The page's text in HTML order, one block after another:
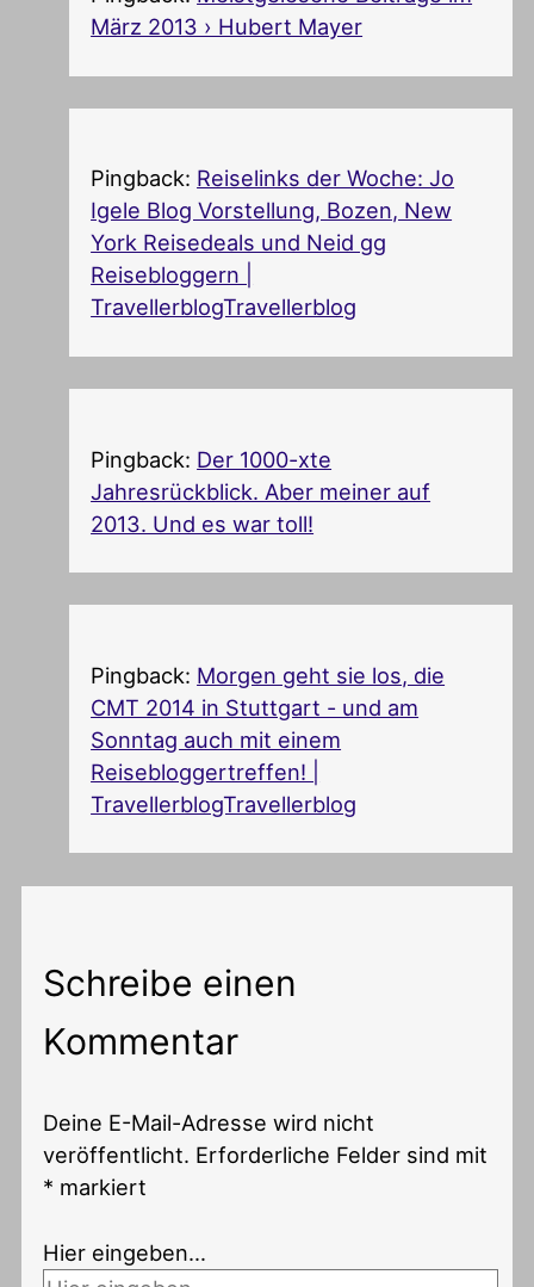
März 2013 › Hubert Mayer
Pingback: Reiselinks der Woche: Jo
Igele Blog Vorstellung, Bozen, New
York Reisedeals und Neid gg
Reisebloggern |
TravellerblogTravellerblog
Pingback: Der 1000-xte
Jahresrückblick. Aber meiner auf
2013. Und es war toll!
Pingback: Morgen geht sie los, die
CMT 2014 in Stuttgart - und am
Sonntag auch mit einem
Reisebloggertreffen! |
TravellerblogTravellerblog
Schreibe einen
Kommentar
Deine E-Mail-Adresse wird nicht
veröffentlicht. Erforderliche Felder sind mit
* markiert
Hier eingeben…